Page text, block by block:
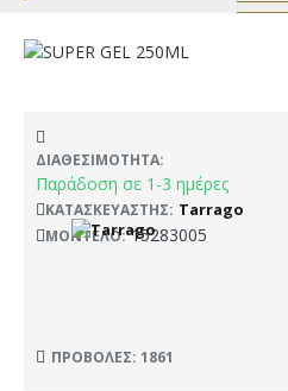
ΔΙΑΘΕΣΙΜΌΤΗΤΑ:
Παράδοση σε 1-3 ημέρες
ΚΑΤΑΣΚΕΥΑΣΤΉΣ: Tarrago
ΜΟΝΤΈΛΟ: 15283005
ΠΡΟΒΟΛΈΣ: 1861